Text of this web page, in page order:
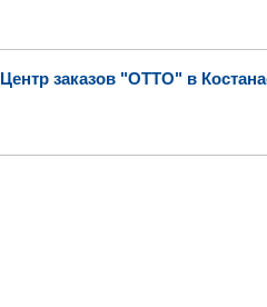
Центр заказов "ОТТО" в